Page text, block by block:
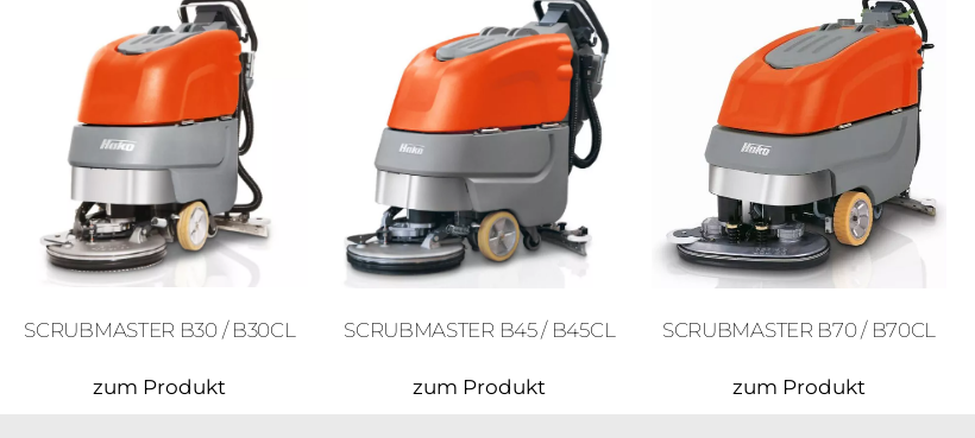
SCRUBMASTER B30 / B30CL
zum Produkt
SCRUBMASTER B45 / B45CL
zum Produkt
SCRUBMASTER B70 / B70CL
zum Produkt